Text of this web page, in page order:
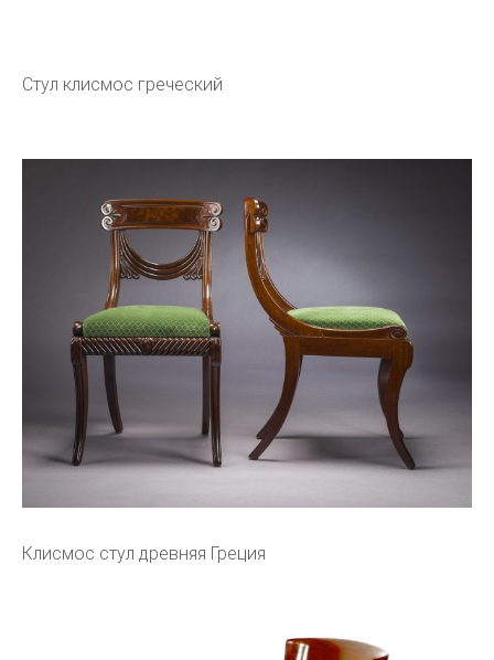
Стул клисмос греческий
Клисмос стул древняя Греция